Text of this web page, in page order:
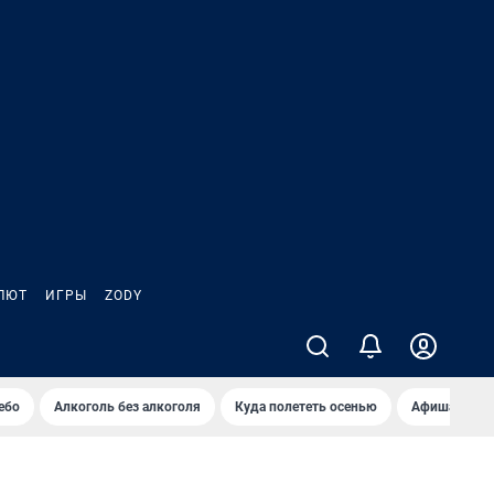
ИГРЫ ZODY
Алкоголь без алкоголя Куда полететь осенью Афиша на